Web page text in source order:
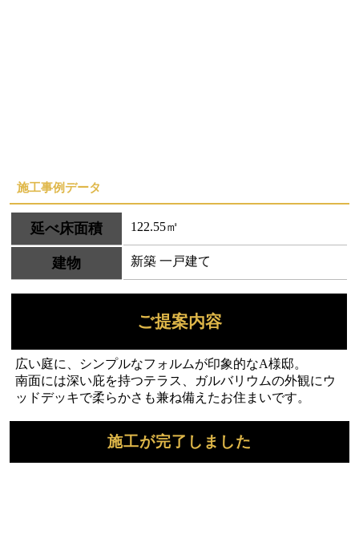
施工事例データ
延べ床面積 122.55㎡
建物 新築 一戸建て
ご提案内容
広い庭に、シンプルなフォルムが印象的なA様邸。
南面には深い庇を持つテラス、ガルバリウムの外観にウ
ッドデッキで柔らかさも兼ね備えたお住まいです。
施工が完了しました